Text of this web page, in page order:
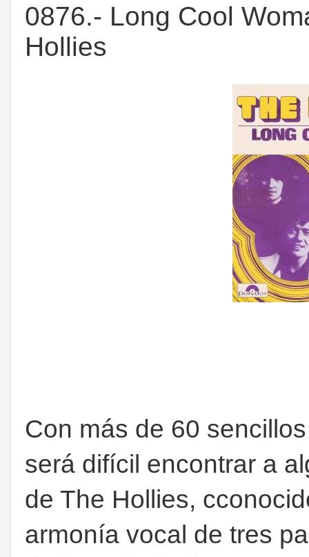
0876.- Long Cool
Hollies
Con más de 60
será difícil encontrar a
de The Hollies,
armonía vocal de tres